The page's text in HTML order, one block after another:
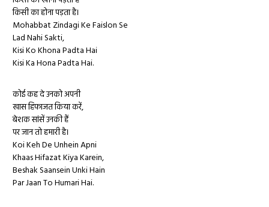
किसी का होना पड़ता है।
Mohabbat Zindagi Ke Faislon Se
Lad Nahi Sakti,
Kisi Ko Khona Padta Hai
Kisi Ka Hona Padta Hai.
कोई कह दे उनको अपनी
खास हिफाजत किया करें,
बेशक सांसें उनकी हैं
पर जान तो हमारी है।
Koi Keh De Unhein Apni
Khaas Hifazat Kiya Karein,
Beshak Saansein Unki Hain
Par Jaan To Humari Hai.